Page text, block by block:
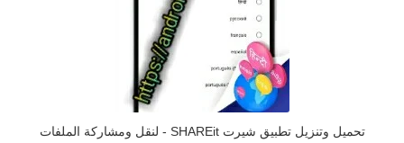
تحميل وتنزيل تطبيق شيرت SHAREit - لنقل ومشاركة الملفات